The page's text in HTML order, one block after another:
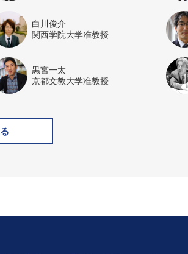
白川俊介
関西学院大学准教授
黒宮一太
京都文教大学准教授